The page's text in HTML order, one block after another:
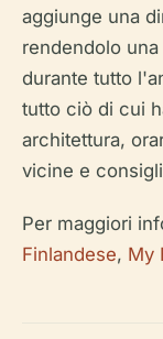
aggiunge una
rendendolo
durante tutto
tutto ciò di cui
architettura,
vicine e
Per maggiori
Finlandese, My